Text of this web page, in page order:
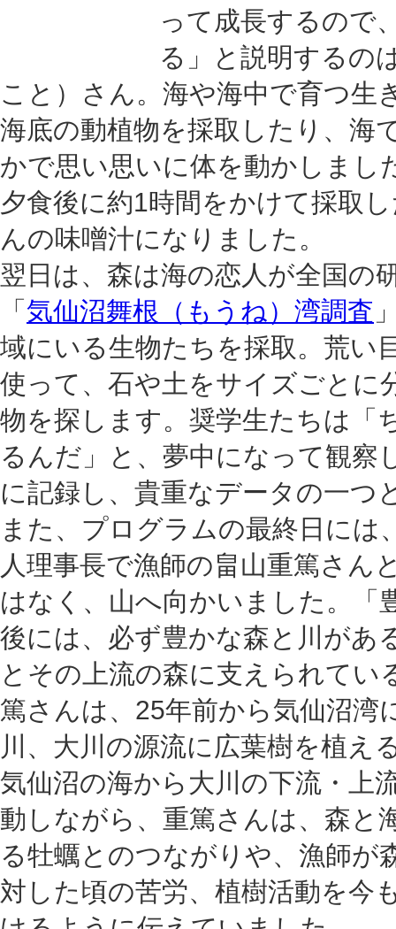
って成長するので
る」と説明するの
こと）さん。海や海中で育つ生
海底の動植物を採取したり、海
かで思い思いに体を動かしまし
夕食後に約1時間をかけて採取
んの味噌汁になりました。
翌日は、森は海の恋人が全国の
「 気仙沼舞根（もうね）湾調査
域にいる生物たちを採取。荒い
使って、石や土をサイズごとに
物を探します。奨学生たちは「
るんだ」と、夢中になって観察
に記録し、貴重なデータの一つ
また、プログラムの最終日には
人理事長で漁師の畠山重篤さん
はなく、山へ向かいました。「
後には、必ず豊かな森と川があ
とその上流の森に支えられてい
篤さんは、25年前から気仙沼湾
川、大川の源流に広葉樹を植え
気仙沼の海から大川の下流・上
動しながら、重篤さんは、森と
る牡蠣とのつながりや、漁師が
対した頃の苦労、植樹活動を今